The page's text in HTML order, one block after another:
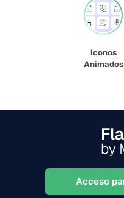
Iconos
Animados
Acceso